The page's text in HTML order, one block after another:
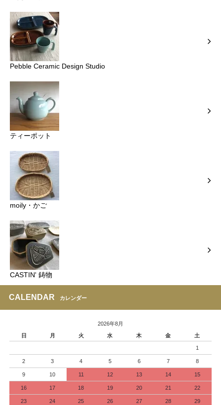
Pebble Ceramic Design Studio
ティーポット
moily・かご
CASTIN' 鋳物
CALENDAR カレンダー
2026年8月
日
月 火 水 木 金 土
1
2 3 4 5 6 7 8
9 10 11 12 13 14 15
16 17 18 19 20 21 22
23 24 25 26 27 28 29